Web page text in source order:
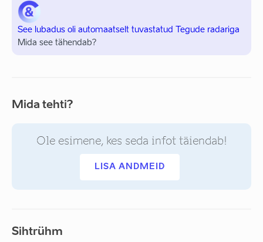
See lubadus oli automaatselt tuvastatud Tegude radariga
Mida see tähendab?
Mida tehti?
Ole esimene, kes seda infot täiendab!
LISA ANDMEID
Sihtrühm